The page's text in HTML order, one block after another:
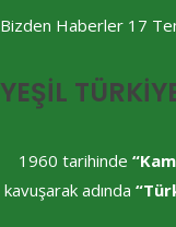
Bizden Haberler 17
YEŞİL
1960 tarihinde
kavuşarak adında